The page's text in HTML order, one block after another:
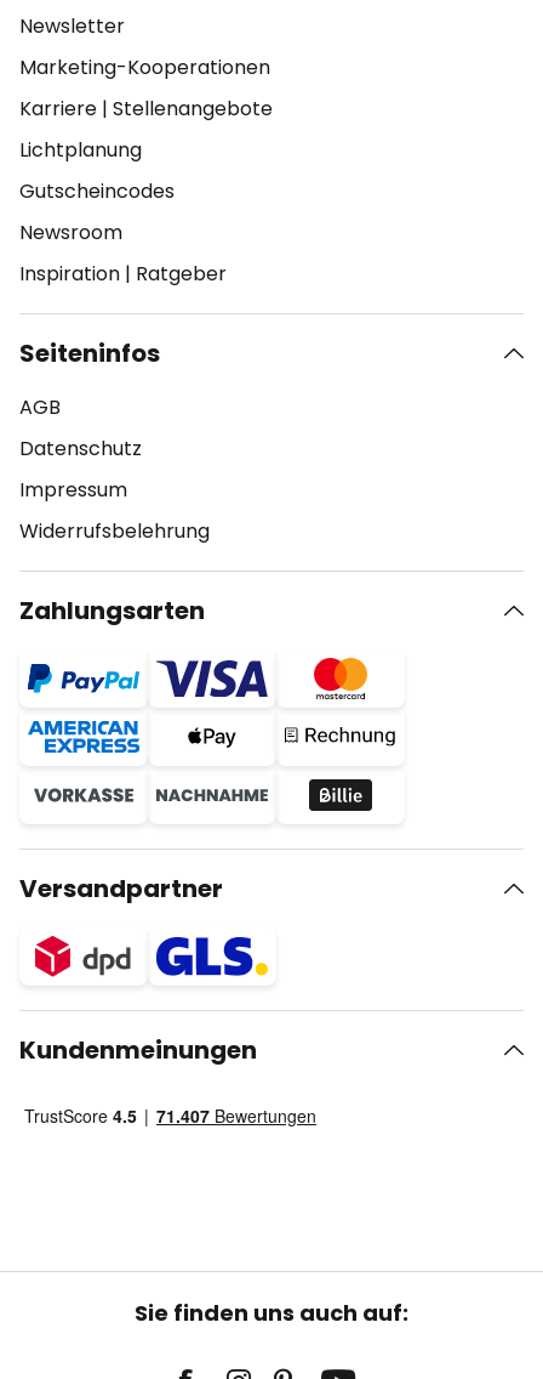
Newsletter
Marketing-Kooperationen
Karriere | Stellenangebote
Lichtplanung
Gutscheincodes
Newsroom
Inspiration | Ratgeber
Seiteninfos
AGB
Datenschutz
Impressum
Widerrufsbelehrung
Zahlungsarten
Versandpartner
Kundenmeinungen
Sie finden uns auch auf: